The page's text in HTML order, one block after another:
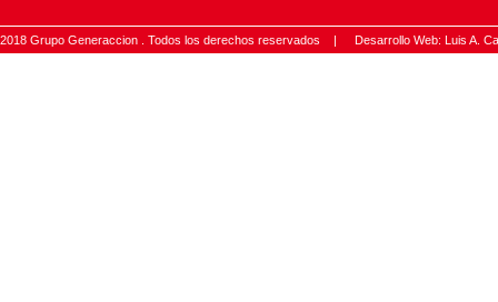
2018 Grupo Generaccion . Todos los derechos reservados | Desarrollo Web: Luis